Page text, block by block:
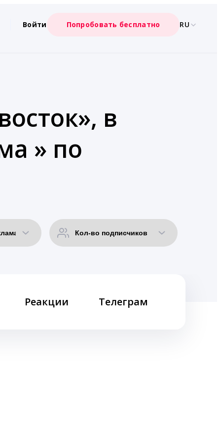
Войти Попробовать бесплатно RU
в
» по
Реакции Телеграм